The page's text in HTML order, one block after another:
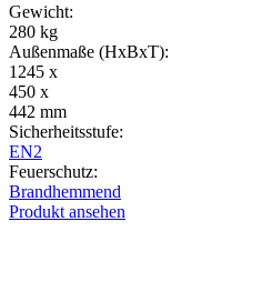
Gewicht:
280 kg
Außenmaße (HxBxT):
1245 x
450 x
442 mm
Sicherheitsstufe:
EN2
Feuerschutz:
Brandhemmend
Produkt ansehen